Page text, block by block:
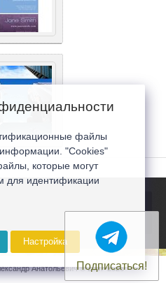
Анатольевич © 2007-2026
Подписаться!
файлы
"Cookies"
которые могут
для идентификации
Настройка